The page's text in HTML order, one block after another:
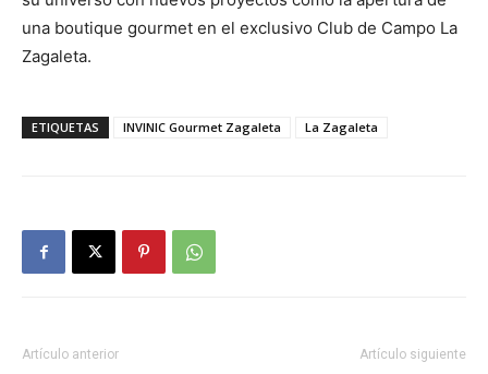
una boutique gourmet en el exclusivo Club de Campo La
Zagaleta.
ETIQUETAS INVINIC Gourmet Zagaleta La Zagaleta
Artículo anterior Artículo siguiente